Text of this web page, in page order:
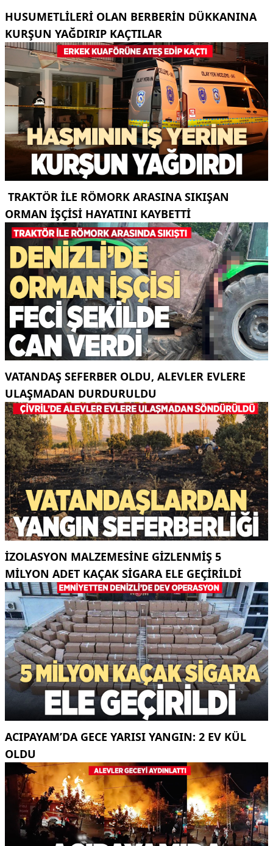
HUSUMETLILERI OLAN BERBERIN DÜKKANINA
KURŞUN YAĞDIRIP KAÇTILAR
TRAKTÖR ILE RÖMORK ARASINA SIKIŞAN
ORMAN IŞÇISI HAYATINI KAYBETTI
VATANDAŞ SEFERBER OLDU, ALEVLER EVLERE
ULAŞMADAN DURDURULDU
İZOLASYON MALZEMESINE GIZLENMIŞ 5
MILYON ADET KAÇAK SIGARA ELE GEÇIRILDI
ACIPAYAM’DA GECE YARISI YANGIN: 2 EV KÜL
OLDU